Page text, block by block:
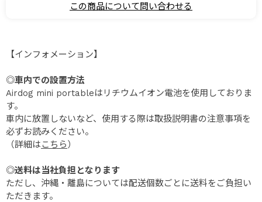
この商品について問い合わせる
【インフォメーション】
◎車内での設置方法
Airdog mini portableはリチウムイオン電池を使用しておりま
す。
車内に放置しないなど、使用する際は取扱説明書の注意事項を
必ずお読みください。
（詳細は こちら）
◎送料は当社負担となります
ただし、沖縄・離島については配送個数ごとに送料をご負担い
ただきます。